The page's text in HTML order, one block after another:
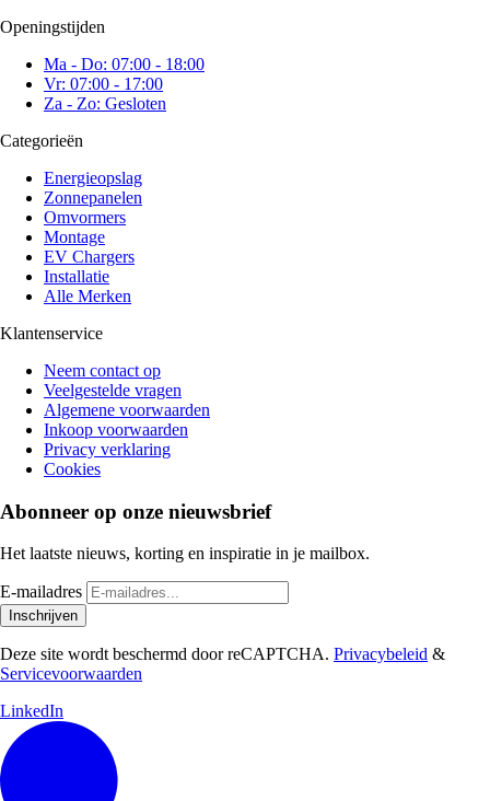
Openingstijden
Ma - Do: 07:00 - 18:00
Vr: 07:00 - 17:00
Za - Zo: Gesloten
Categorieën
Energieopslag
Zonnepanelen
Omvormers
Montage
EV Chargers
Installatie
Alle Merken
Klantenservice
Neem contact op
Veelgestelde vragen
Algemene voorwaarden
Inkoop voorwaarden
Privacy verklaring
Cookies
Abonneer op onze nieuwsbrief
Het laatste nieuws, korting en inspiratie in je mailbox.
E-mailadres
Inschrijven
Deze site wordt beschermd door reCAPTCHA. Privacybeleid &
Servicevoorwaarden
LinkedIn